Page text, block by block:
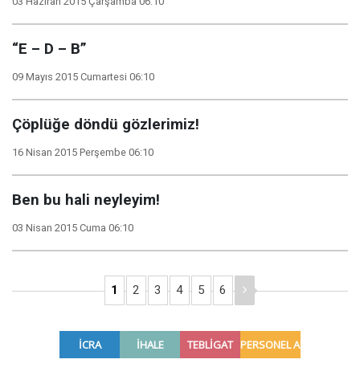
“E – D – B”
09 Mayıs 2015 Cumartesi 06:10
Çöplüğe döndü gözlerimiz!
16 Nisan 2015 Perşembe 06:10
Ben bu hali neyleyim!
03 Nisan 2015 Cuma 06:10
1 2 3 4 5 6